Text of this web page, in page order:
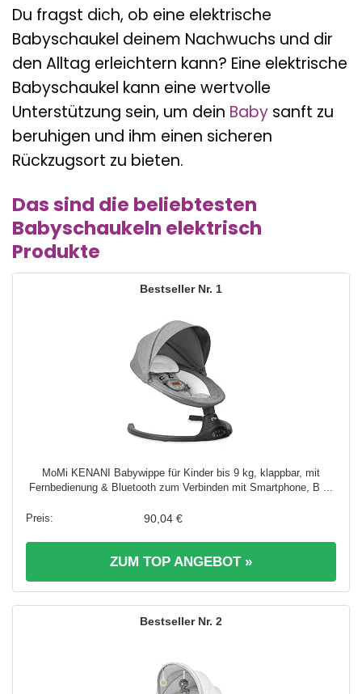
Du fragst dich, ob eine elektrische
Babyschaukel deinem Nachwuchs und dir
den Alltag erleichtern kann? Eine elektrische
Babyschaukel kann eine wertvolle
Unterstützung sein, um dein Baby sanft zu
beruhigen und ihm einen sicheren
Rückzugsort zu bieten.
Das sind die beliebtesten
Babyschaukeln elektrisch
Produkte
1
MoMi KENANI Babywippe für Kinder bis 9 kg, klappbar, mit
Fernbedienung & Bluetooth zum Verbinden mit Smartphone, B ...
90,04 €
ZUM TOP ANGEBOT »
2